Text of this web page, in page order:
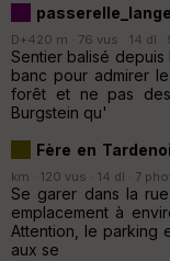
D+420 m · 76 vus · 14 dl
Sentier balisé depuis
banc pour admirer
forêt et ne pas
Burgstein qu'
Fère en
km · 120 vus · 14 dl · 7
Se garer dans la
emplacement à
Attention, le parking
aux se